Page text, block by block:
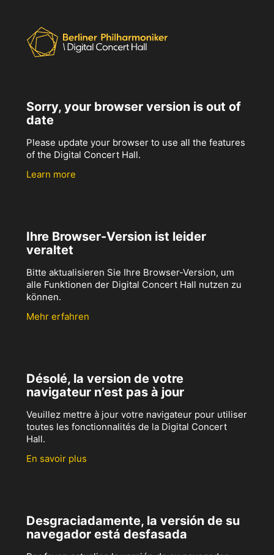
Sorry, your browser version is out of
date
Please update your browser to use all the features
of the Digital Concert Hall.
Learn more
Ihre Browser-Version ist leider
veraltet
Bitte aktualisieren Sie Ihre Browser-Version, um
alle Funktionen der Digital Concert Hall nutzen zu
können.
Mehr erfahren
Désolé, la version de votre
navigateur n’est pas à jour
Veuillez mettre à jour votre navigateur pour utiliser
toutes les fonctionnalités de la Digital Concert
Hall.
En savoir plus
Desgraciadamente, la versión de su
navegador está desfasada